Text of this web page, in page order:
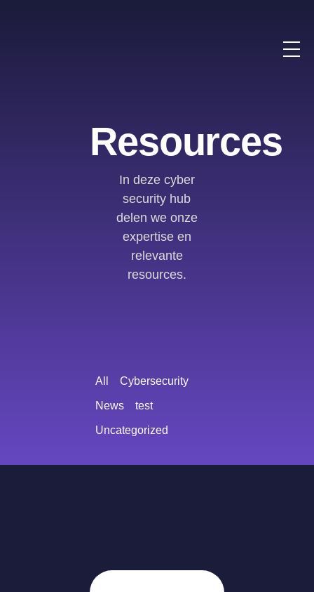
Resources
In deze cyber
security hub
delen we onze
expertise en
relevante
resources.
Cybersecurity
News test
Uncategorized
All